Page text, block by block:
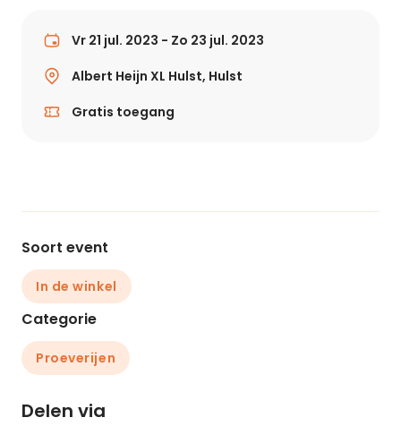
Vr 21 jul. 2023 - Zo 23 jul. 2023
Albert Heijn XL Hulst, Hulst
Gratis toegang
Soort event
In de winkel
Categorie
Proeverijen
Delen via